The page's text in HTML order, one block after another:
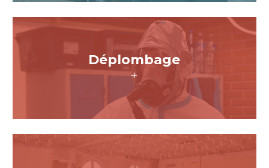
Déplombage
+